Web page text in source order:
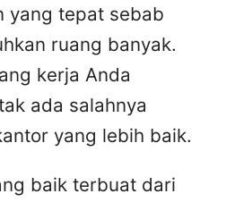
yang tepat sebab
ruang banyak.
kerja Anda
ada salahnya
yang lebih baik.
baik terbuat dari